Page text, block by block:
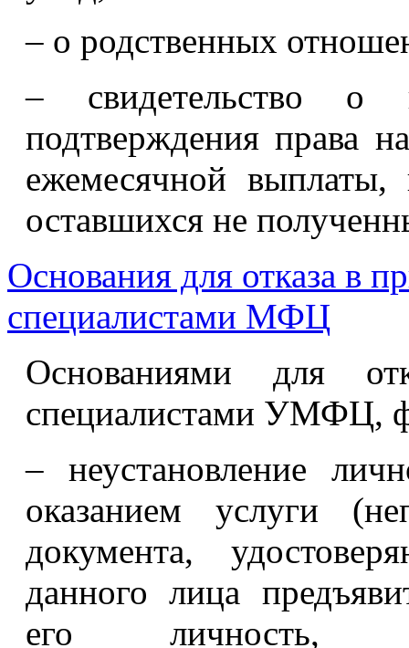
– о родственных
– свидетельство о
подтверждения права
ежемесячной
оставшихся не
Основания для отказа в
специалистами МФЦ
Основаниями для
специалистами УМФЦ,
– неустановление
оказанием услуги
документа,
данного лица
его личность,